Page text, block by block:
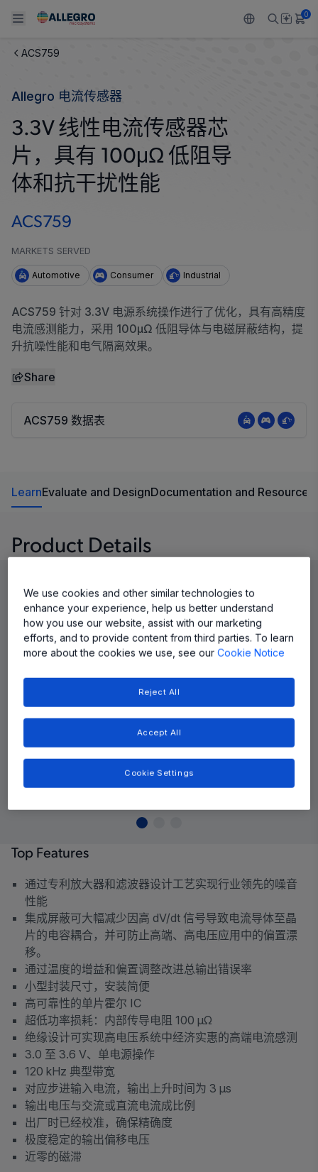
Back To Main Menu
产品
感应
调节
Back To Main Menu
应用
汽车
工业
Technologies
Back To Main Menu
技术支持
设计和开发
封装
Back To Main Menu
技术资源
Resource Center
Back To Main Menu
关于 ALLEGRO
我们的公司
人才招聘
Growth and Inclusion
联系我们
0
ACS759
Allegro 电流传感器
3.3V 线性电流传感器芯
片，具有 100μΩ 低阻导
体和抗干扰性能
ACS759
MARKETS SERVED
Automotive Consumer Industrial
ACS759 针对 3.3V 电源系统操作进行了优化，具有高精度
电流感测能力，采用 100μΩ 低阻导体与电磁屏蔽结构，提
升抗噪性能和电气隔离效果。
Share
ACS759 数据表
LearnEvaluate and DesignDocumentation and Resources
Product Details
Top Features
通过专利放大器和滤波器设计工艺实现行业领先的噪音
性能
集成屏蔽可大幅减少因高 dV/dt 信号导致电流导体至晶
片的电容耦合，并可防止高端、高电压应用中的偏置漂
移。
通过温度的增益和偏置调整改进总输出错误率
小型封装尺寸，安装简便
高可靠性的单片霍尔 IC
超低功率损耗：内部传导电阻 100 µΩ
绝缘设计可实现高电压系统中经济实惠的高端电流感测
3.0 至 3.6 V、单电源操作
120 kHz 典型带宽
对应步进输入电流，输出上升时间为 3 μs
输出电压与交流或直流电流成比例
出厂时已经校准，确保精确度
极度稳定的输出偏移电压
近零的磁滞
We use cookies and other similar technologies to
enhance your experience, help us better understand
how you use our website, assist with our marketing
efforts, and to provide content from third parties. To learn
more about the cookies we use, see ourCookie Notice
Reject All
Accept All
Cookie Settings